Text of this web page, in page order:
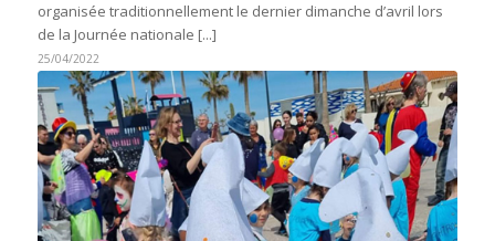
organisée traditionnellement le dernier dimanche d’avril lors
de la Journée nationale [...]
25/04/2022